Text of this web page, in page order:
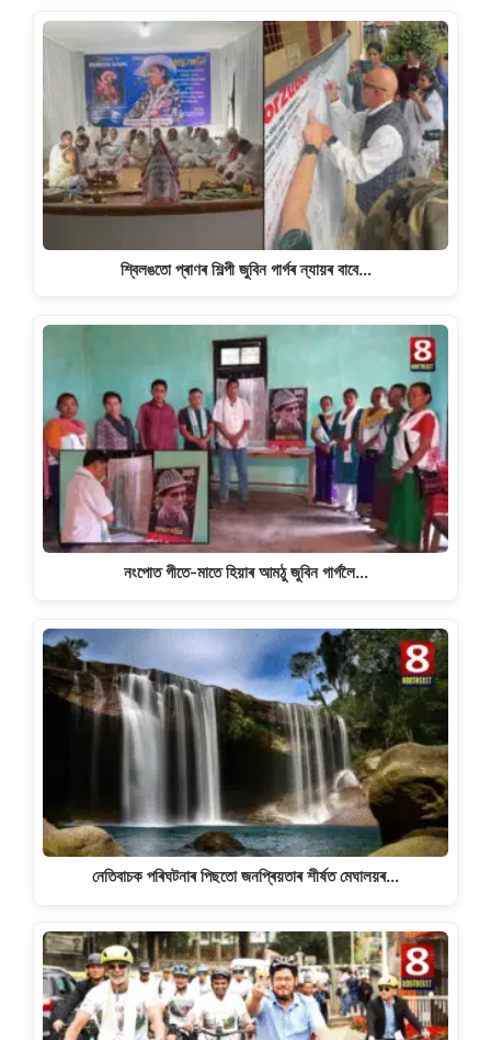
শ্বিলঙতো প্ৰাণৰ শিল্পী জুবিন গাৰ্গৰ ন্যায়ৰ বাবে…
নংপোত গীতে-মাতে হিয়াৰ আমঠু জুবিন গাৰ্গলৈ…
নেতিবাচক পৰিঘটনাৰ পিছতো জনপ্ৰিয়তাৰ শীৰ্ষত মেঘালয়ৰ…